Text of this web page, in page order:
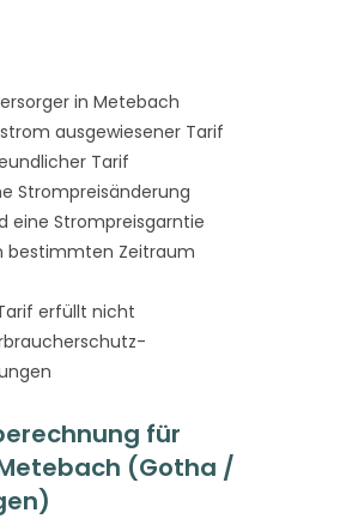
in Metebach
ausgewiesener Tarif
Tarif
Strompreisänderung
eine Strompreisgarntie
bestimmten Zeitraum
erfüllt nicht
für
(Gotha /